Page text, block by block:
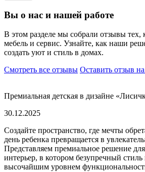
Вы о нас и нашей работе
В этом разделе мы собрали отзывы
мебель и сервис. Узнайте, как наши
создать уют и стиль в домах.
Смотреть все отзывы Оставить отзыв
Премиальная детская в дизайне
30.12.2025
Создайте пространство, где мечты
день ребенка превращается в
Представляем премиальное решение
интерьер, в котором безупречный стиль
высочайшим уровнем